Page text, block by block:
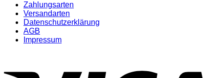
Zahlungsarten
Versandarten
Datenschutzerklärung
AGB
Impressum